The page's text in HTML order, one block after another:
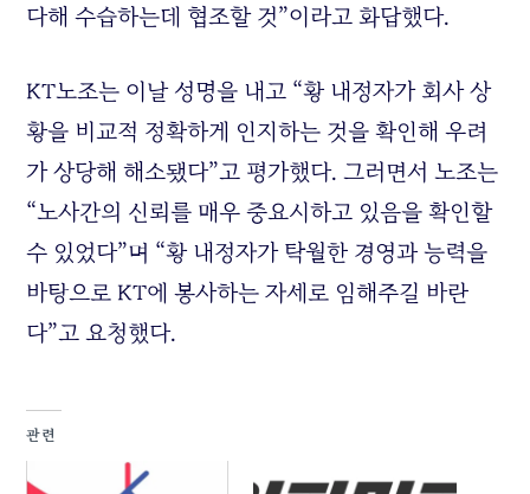
다해 수습하는데 협조할 것”이라고 화답했다.
KT노조는 이날 성명을 내고 “황 내정자가 회사 상
황을 비교적 정확하게 인지하는 것을 확인해 우려
가 상당해 해소됐다”고 평가했다. 그러면서 노조는
“노사간의 신뢰를 매우 중요시하고 있음을 확인할
수 있었다”며 “황 내정자가 탁월한 경영과 능력을
바탕으로 KT에 봉사하는 자세로 임해주길 바란
다”고 요청했다.
관련